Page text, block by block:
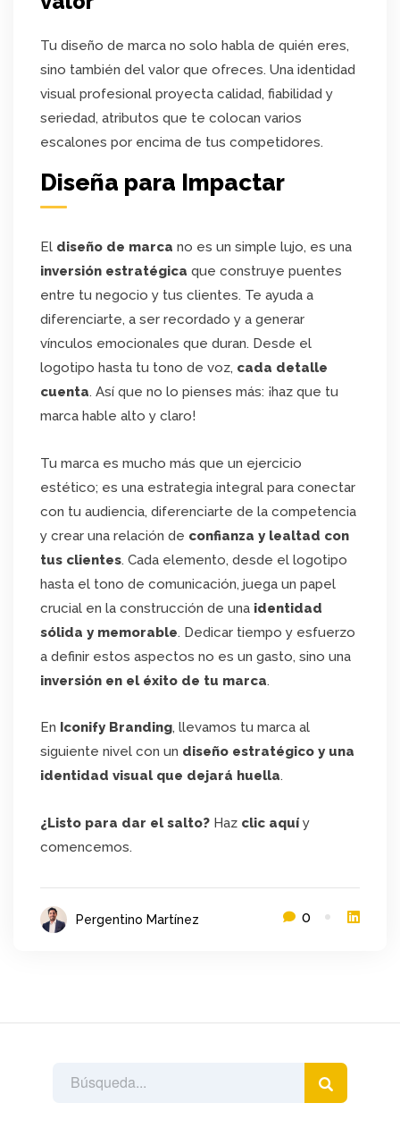
Tu diseño de marca no solo habla de quién eres,
sino también del valor que ofreces. Una identidad
visual profesional proyecta calidad, fiabilidad y
seriedad, atributos que te colocan varios
escalones por encima de tus competidores.
Diseña para Impactar
El diseño de marca no es un simple lujo, es una
inversión estratégica que construye puentes
entre tu negocio y tus clientes. Te ayuda a
diferenciarte, a ser recordado y a generar
vínculos emocionales que duran. Desde el
logotipo hasta tu tono de voz, cada detalle
cuenta. Así que no lo pienses más: ¡haz que tu
marca hable alto y claro!
Tu marca es mucho más que un ejercicio
estético; es una estrategia integral para conectar
con tu audiencia, diferenciarte de la competencia
y crear una relación de confianza y lealtad con
tus clientes. Cada elemento, desde el logotipo
hasta el tono de comunicación, juega un papel
crucial en la construcción de una identidad
sólida y memorable. Dedicar tiempo y esfuerzo
a definir estos aspectos no es un gasto, sino una
inversión en el éxito de tu marca.
En Iconify Branding, llevamos tu marca al
siguiente nivel con un diseño estratégico y una
identidad visual que dejará huella.
¿Listo para dar el salto? Haz clic aquíy
comencemos.
Pergentino Martínez 0